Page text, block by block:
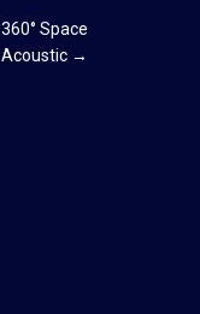
360° Space
Acoustic →